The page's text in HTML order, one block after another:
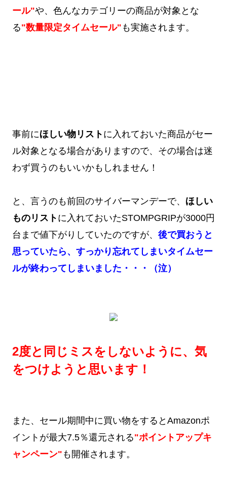
ール"や、色んなカテゴリーの商品が対象とな
る"数量限定タイムセール" も実施されます。
事前にほしい物リスト に入れておいた商品がセー
ル対象となる場合がありますので、その場合は迷
わず買うのもいいかもしれません！
と、言うのも前回のサイバーマンデーで、 ほしい
ものリスト に入れておいたSTOMPGRIPが3000円
台まで値下がりしていたのですが、 後で買おうと
思っていたら、すっかり忘れてしまいタイムセー
ルが終わってしまいました・・・（泣）
2度と同じミスをしないように、気
をつけようと思います！
また、セール期間中に買い物をするとAmazonポ
イントが最大7.5％還元される"ポイントアップキ
ャンペーン" も開催されます。